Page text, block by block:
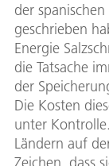
der
geschrieben
Energie
die Tatsache
der
Die Kosten
unter
Ländern auf